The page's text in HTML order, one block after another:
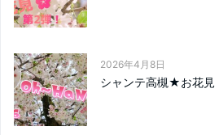
2026年4月8日
シャンテ高槻★お花見